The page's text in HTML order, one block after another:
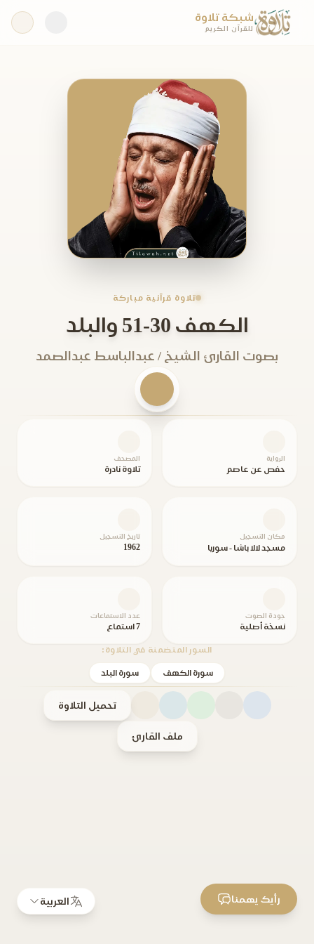
شبكة تلاوة
للقرآن الكريم
تلاوة قرآنية مباركة
الكهف 30-51 والبلد
بصوت القارئ الشيخ / عبدالباسط عبدالصمد
الرواية
حفص عن عاصم
المصحف
تلاوة نادرة
مكان التسجيل
مسجد لالا باشا - سوريا
تاريخ التسجيل
1962
جودة الصوت
نسخة أصلية
عدد الاستماعات
7 استماع
السور المتضمنة في التلاوة:
سورة الكهف سورة البلد
تحميل التلاوة
ملف القارئ
العربية رأيك يهمنا